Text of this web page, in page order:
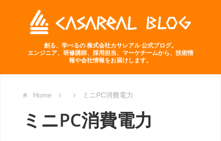
創る、学べるの 株式会社カサレアル 公式ブログ。
エンジニア、研修講師、採用担当、マーケチームから、技術情
報や会社情報をお届けします。
Home ミニPC消費電力
ミニPC消費電力